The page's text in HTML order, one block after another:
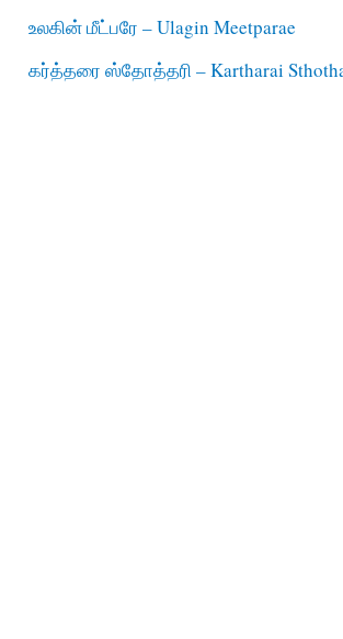
உலகின் மீட்பரே – Ulagin Meetparae
கர்த்தரை ஸ்தோத்தரி – Kartharai